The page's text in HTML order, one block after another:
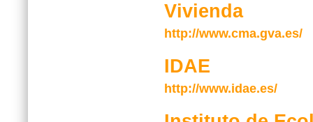
Vivienda
http://www.cma.gva.es/
IDAE
http://www.idae.es/